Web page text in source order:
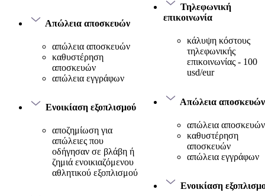
Απώλεια αποσκευών
απώλεια αποσκευών
καθυστέρηση
αποσκευών
απώλεια εγγράφων
Ενοικίαση εξοπλισμού
αποζημίωση για
απώλειες που
οδήγησαν σε βλάβη ή
ζημιά ενοικιαζόμενου
αθλητικού εξοπλισμού
Τηλεφωνική
επικοινωνία
κάλυψη κόστους
τηλεφωνικής
επικοινωνίας - 100
usd/eur
Απώλεια αποσκευών
απώλεια αποσκευών
καθυστέρηση
αποσκευών
απώλεια εγγράφων
Ενοικίαση